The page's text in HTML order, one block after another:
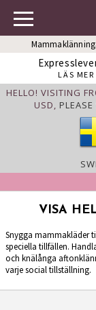
LÄS MER
HELLO! VISITING
USD,
VISA
Snygga mammakläder
speciella tillfällen.
och knälånga
varje social tillställning.